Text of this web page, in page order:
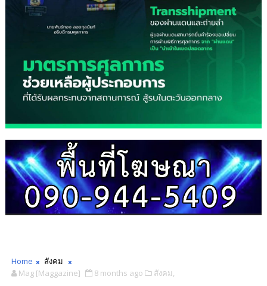
Home
สังคม
Mag [Maggazine]
8 months ago สังคม,